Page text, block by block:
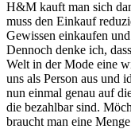
H&M kauft man sich
muss den Einkauf
Gewissen einkaufen
Dennoch denke ich,
Welt in der Mode eine
uns als Person aus und
nun einmal genau auf
die bezahlbar sind.
braucht man eine